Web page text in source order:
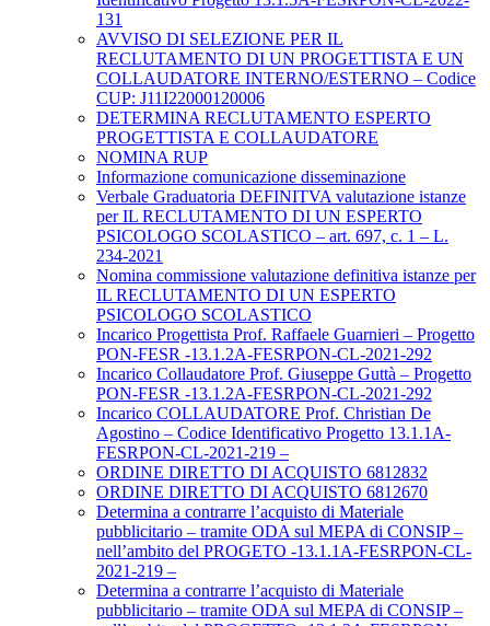
131
AVVISO DI SELEZIONE PER IL
RECLUTAMENTO DI UN PROGETTISTA E UN
COLLAUDATORE INTERNO/ESTERNO – Codice
CUP: J11I22000120006
DETERMINA RECLUTAMENTO ESPERTO
PROGETTISTA E COLLAUDATORE
NOMINA RUP
Informazione comunicazione disseminazione
Verbale Graduatoria DEFINITVA valutazione istanze
per IL RECLUTAMENTO DI UN ESPERTO
PSICOLOGO SCOLASTICO – art. 697, c. 1 – L.
234-2021
Nomina commissione valutazione definitiva istanze per
IL RECLUTAMENTO DI UN ESPERTO
PSICOLOGO SCOLASTICO
Incarico Progettista Prof. Raffaele Guarnieri – Progetto
PON-FESR -13.1.2A-FESRPON-CL-2021-292
Incarico Collaudatore Prof. Giuseppe Guttà – Progetto
PON-FESR -13.1.2A-FESRPON-CL-2021-292
Incarico COLLAUDATORE Prof. Christian De
Agostino – Codice Identificativo Progetto 13.1.1A-
FESRPON-CL-2021-219 –
ORDINE DIRETTO DI ACQUISTO 6812832
ORDINE DIRETTO DI ACQUISTO 6812670
Determina a contrarre l’acquisto di Materiale
pubblicitario – tramite ODA sul MEPA di CONSIP –
nell’ambito del PROGETO -13.1.1A-FESRPON-CL-
2021-219 –
Determina a contrarre l’acquisto di Materiale
pubblicitario – tramite ODA sul MEPA di CONSIP –